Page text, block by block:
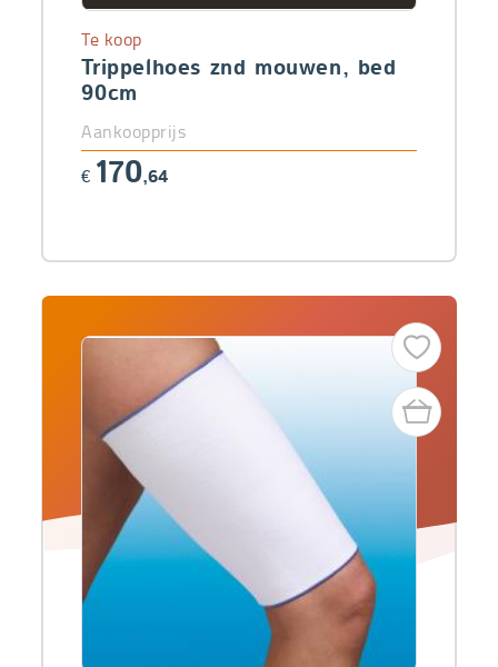
Trippelhoes znd mouwen, bed
90cm
Te koop
Aankoopprijs
€ 170,64